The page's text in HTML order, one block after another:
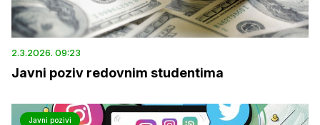
2.3.2026. 09:23
Javni poziv redovnim studentima
Javni pozivi